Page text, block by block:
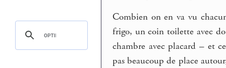
Combien on en va vu
frigo, un coin toilette avec
chambre avec placard – et
pas beaucoup de place